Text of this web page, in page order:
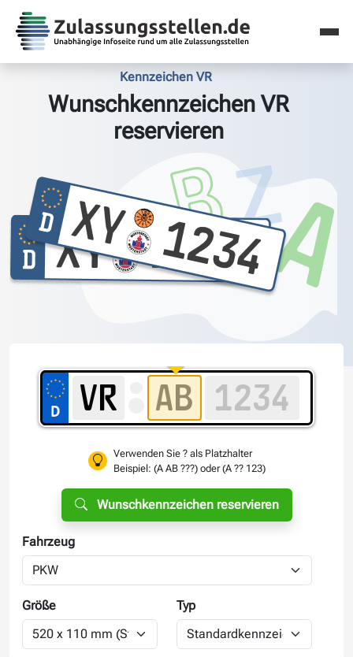
Kennzeichen VR
Wunschkennzeichen VR
reservieren
Verwenden Sie ? als Platzhalter
Beispiel: (A AB ???) oder (A ?? 123)
Wunschkennzeichen reservieren
Fahrzeug
Größe Typ